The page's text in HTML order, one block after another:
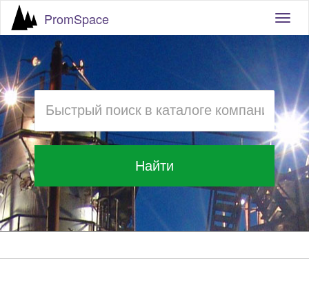
PromSpace
Найти